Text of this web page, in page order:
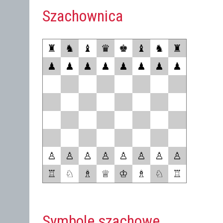
Szachownica
♜ ♞ ♝ ♛ ♚ ♝ ♞
♜
♟
♟ ♟ ♟ ♟ ♟ ♟ ♟
♙ ♙ ♙ ♙ ♙ ♙ ♙
♙
♖
♘ ♗ ♕ ♔ ♗ ♘ ♖